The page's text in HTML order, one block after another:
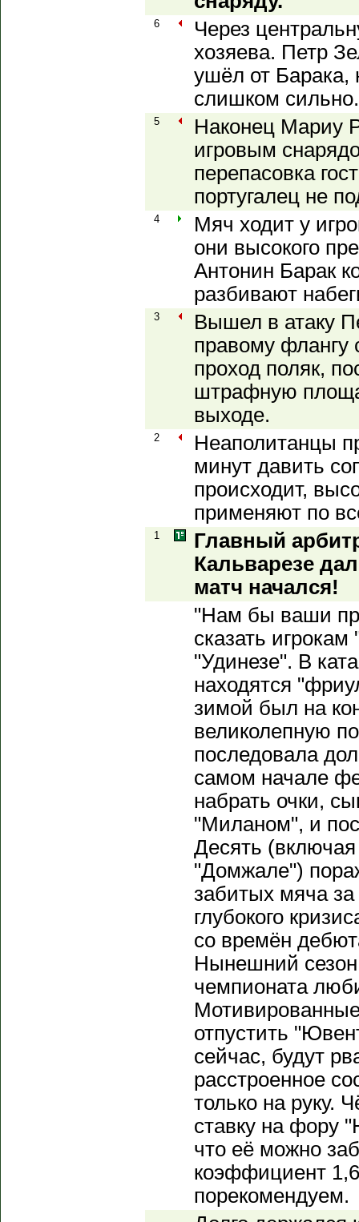
6
Через
хозяева. Петр
ушёл от Барака,
слишком сильно.
5
Наконец Мариу
игровым
перепасовка
португалец не
4
Мяч ходит у
они высокого
Антонин Барак
разбивают
3
Вышел в атаку
правому
проход поляк,
штрафную
выходе.
2
Неаполитанцы
минут давить
происходит,
применяют по
1
Главный
Кальварезе
матч начался!
"Нам бы ваши
сказать
"Удинезе". В
находятся
зимой был на
великолепную
последовала
самом начале
набрать очки,
"Миланом", и
Десять
"Домжале")
забитых мяча за
глубокого
со времён
Нынешний сезон
чемпионата
отпустить
сейчас, будут
расстроенное
только на руку.
ставку на фору
что её можно
коэффициент
порекомендуем.